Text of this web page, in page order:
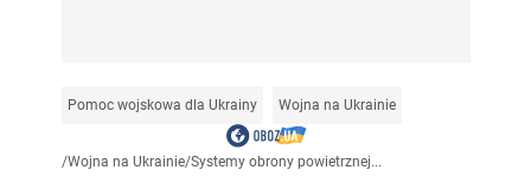
Pomoc wojskowa dla Ukrainy Wojna na Ukrainie
/Wojna na Ukrainie/Systemy obrony powietrznej...